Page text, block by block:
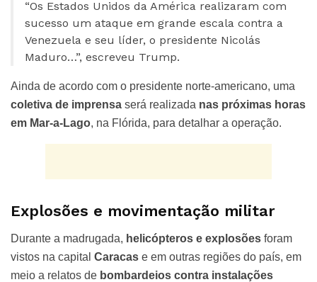
“Os Estados Unidos da América realizaram com
sucesso um ataque em grande escala contra a
Venezuela e seu líder, o presidente Nicolás
Maduro…”, escreveu Trump.
Ainda de acordo com o presidente norte-americano, uma
coletiva de imprensa será realizada nas próximas horas
em Mar-a-Lago, na Flórida, para detalhar a operação.
Explosões e movimentação militar
Durante a madrugada, helicópteros e explosões foram
vistos na capital Caracas e em outras regiões do país, em
meio a relatos de bombardeios contra instalações